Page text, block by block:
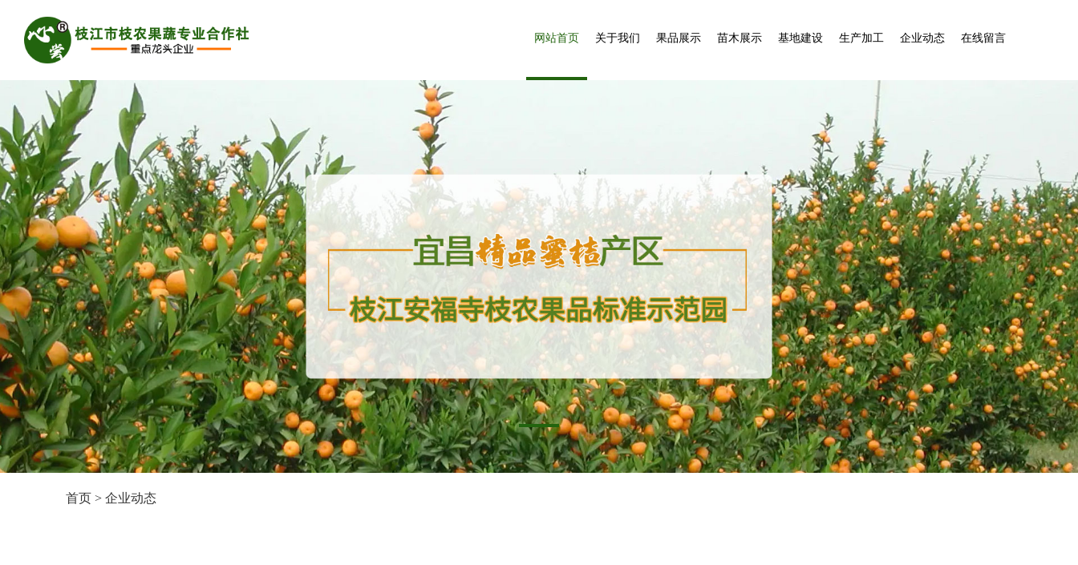
网站首页 关于我们 果品展示 苗木展示 基地建设 生产加工 企业动态 在线留言
首页 > 企业动态